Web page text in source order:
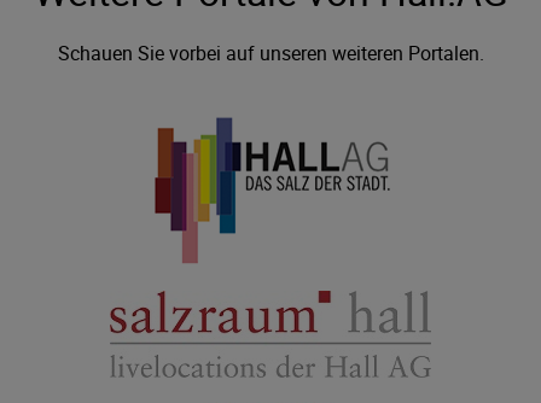
Schauen Sie vorbei auf unseren weiteren Portalen.